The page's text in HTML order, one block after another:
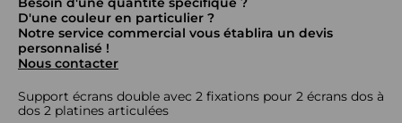
D'une couleur en particulier ?
Notre service commercial vous établira un devis
personnalisé !
Nous contacter
Support écrans double avec 2 fixations pour 2 écrans dos à
dos 2 platines articulées